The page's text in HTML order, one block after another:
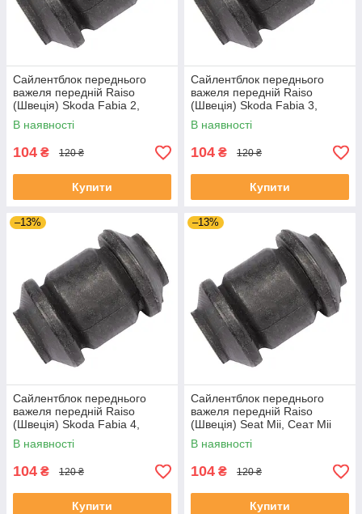
Сайлентблок переднього
важеля передній Raiso
(Швеція) Skoda Fabia 2,
Шкода Фабія 2 06-14 #RL-
1J0182V UADIKZU4
В наявності
104 ₴ 120 ₴
Купити
Сайлентблок переднього
важеля передній Raiso
(Швеція) Skoda Fabia 3,
Шкода Фабія 3 14-21 #RL-
1J0182V UATXDAZ4
В наявності
104 ₴ 120 ₴
Купити
–13%
Сайлентблок переднього
важеля передній Raiso
(Швеція) Skoda Fabia 4,
Шкода Фабія 4 21- #RL-
1J0182V UAJJVOC4
В наявності
104 ₴ 120 ₴
Купити
–13%
Сайлентблок переднього
важеля передній Raiso
(Швеція) Seat Mii, Сеат Міі
11-19 #RL-1J0182V
UAAVQUI4
В наявності
104 ₴ 120 ₴
Купити